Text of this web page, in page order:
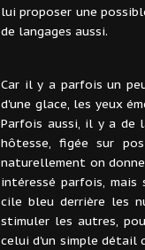
lui proposer une
de langages aussi.
Car il y a parfois un
d'une glace, les yeux
Parfois aussi, il y a de
hôtesse, figée sur
naturellement on
intéressé parfois,
cile bleu derrière les
stimuler les autres,
celui d'un simple détail